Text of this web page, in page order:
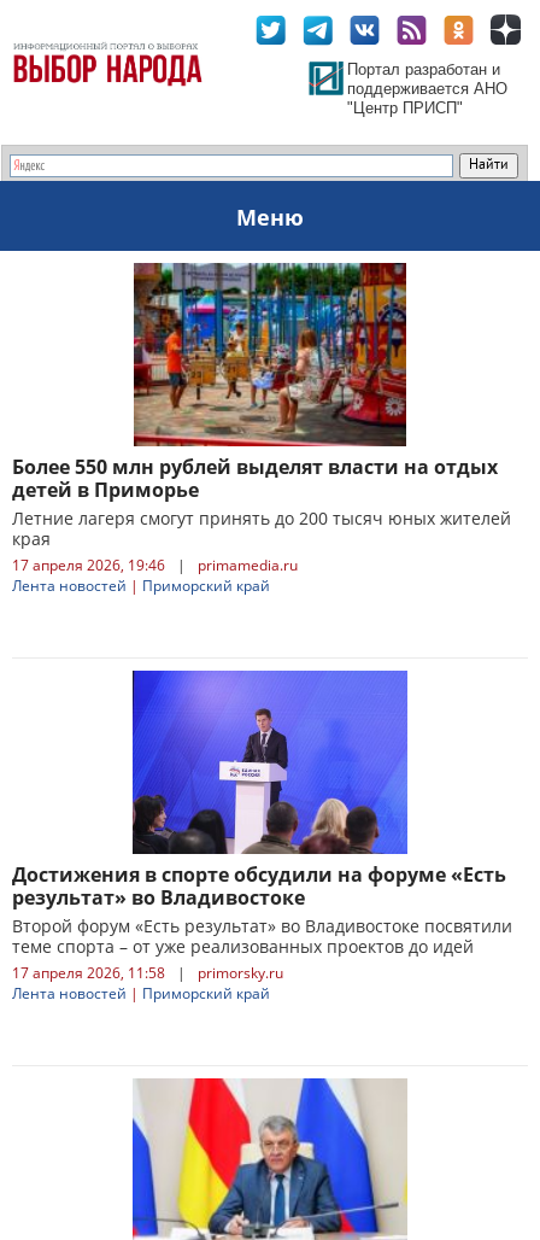
Портал разработан и
поддерживается АНО
"Центр ПРИСП"
Меню
Более 550 млн рублей выделят власти на отдых
детей в Приморье
Летние лагеря смогут принять до 200 тысяч юных жителей
края
17 апреля 2026, 19:46 |
primamedia.ru
Лента новостей | Приморский край
Достижения в спорте обсудили на форуме «Есть
результат» во Владивостоке
Второй форум «Есть результат» во Владивостоке посвятили
теме спорта – от уже реализованных проектов до идей
17 апреля 2026, 11:58 |
primorsky.ru
Лента новостей | Приморский край